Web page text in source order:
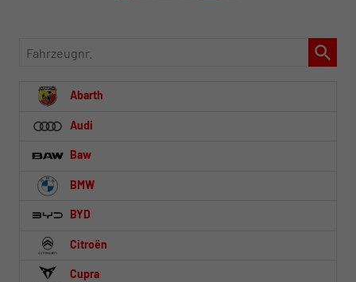
Fahrzeugnr.
Abarth
Audi
Baw
BMW
BYD
Citroën
Cupra